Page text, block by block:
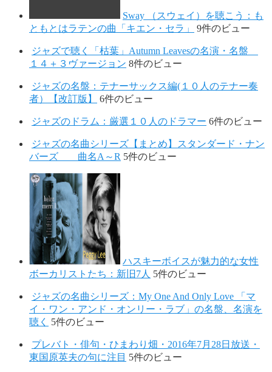
Sway （スウェイ）を聴こう：も
ともとはラテンの曲「キエン・セラ」
9件のビュー
ジャズで聴く「枯葉」Autumn Leavesの名演・名盤
１４＋３ヴァージョン 8件のビュー
ジャズの名盤：テナーサックス編(１０人のテナー奏
者）【改訂版】
6件のビュー
ジャズのドラム：厳選１０人のドラマー 6件のビュー
ジャズの名曲シリーズ【まとめ】スタンダード・ナン
バーズ 曲名A～R 5件のビュー
ハスキーボイスが魅力的な女性
ボーカリストたち：新旧7人 5件のビュー
ジャズの名曲シリーズ：My One And Only Love 「マ
イ・ワン・アンド・オンリー・ラブ」の名盤、名演を
聴く
5件のビュー
プレバト・俳句・ひまわり畑・2016年7月28日放送・
東国原英夫の句に注目 5件のビュー